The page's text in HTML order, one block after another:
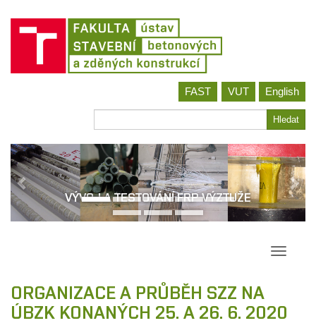
FAST VUT
English
Hledat
VÝVOJ A TESTOVÁNÍ FRP VÝZTUŽE
ORGANIZACE A PRŮBĚH SZZ NA
ÚBZK KONANÝCH 25. A 26. 6. 2020